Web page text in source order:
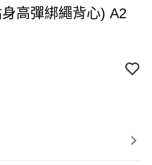
高彈綁繩背心) A2